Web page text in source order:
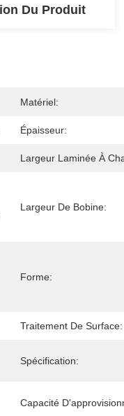
Du Produit
Matériel:
Épaisseur:
Largeur Laminée À
Largeur De Bobine:
Forme:
Traitement De Surface:
Spécification:
Capacité